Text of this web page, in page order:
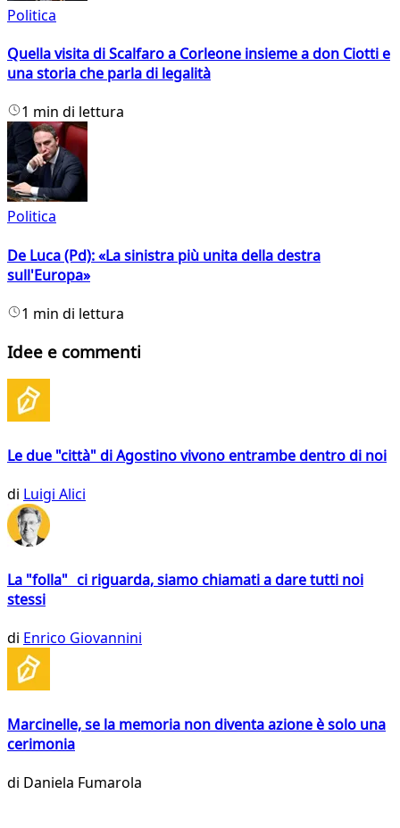
Politica
Quella visita di Scalfaro a Corleone insieme a don Ciotti e
una storia che parla di legalità
1 min di lettura
Politica
De Luca (Pd): «La sinistra più unita della destra
sull'Europa»
1 min di lettura
Idee e commenti
Le due "città" di Agostino vivono entrambe dentro di noi
di Luigi Alici
La "folla" ci riguarda, siamo chiamati a dare tutti noi
stessi
di Enrico Giovannini
Marcinelle, se la memoria non diventa azione è solo una
cerimonia
di Daniela Fumarola